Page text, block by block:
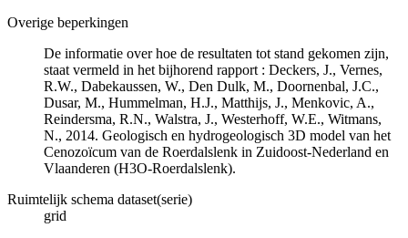
Overige beperkingen
De informatie over hoe de resultaten tot stand gekomen zijn,
staat vermeld in het bijhorend rapport : Deckers, J., Vernes,
R.W., Dabekaussen, W., Den Dulk, M., Doornenbal, J.C.,
Dusar, M., Hummelman, H.J., Matthijs, J., Menkovic, A.,
Reindersma, R.N., Walstra, J., Westerhoff, W.E., Witmans,
N., 2014. Geologisch en hydrogeologisch 3D model van het
Cenozoïcum van de Roerdalslenk in Zuidoost-Nederland en
Vlaanderen (H3O-Roerdalslenk).
Ruimtelijk schema dataset(serie)
grid